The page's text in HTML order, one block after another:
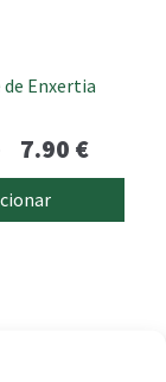
Enxertia
preço
original
7.90 €O
preço
atual